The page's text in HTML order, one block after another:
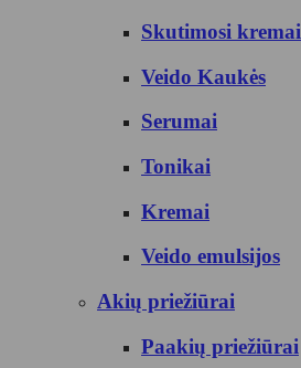
Skutimosi kremai
Veido Kaukės
Serumai
Tonikai
Kremai
Veido emulsijos
Akių priežiūrai
Paakių priežiūrai